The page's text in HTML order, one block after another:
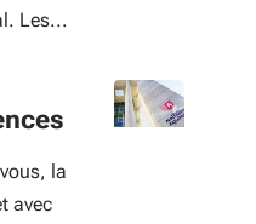
Les...
la
avec